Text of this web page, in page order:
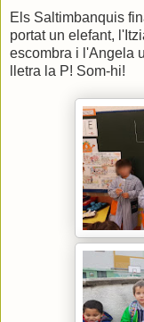
Els Saltimbanquis
portat un elefant,
escombra i l'Angela
lletra la P! Som-hi!